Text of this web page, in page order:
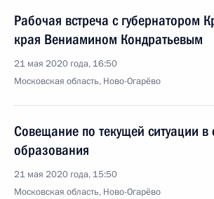
Рабочая встреча с губернатором
края Вениамином Кондратьевым
21 мая 2020 года, 16:50
Московская область, Ново-Огарёво
Совещание по текущей ситуации в
образования
21 мая 2020 года, 15:50
Московская область, Ново-Огарёво